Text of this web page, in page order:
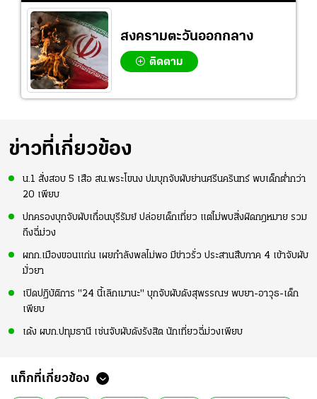
สงครามตะวันออกกลาง
ติดตาม
ข่าวที่เกี่ยวข้อง
น.1 สั่งสอบ 5 เสือ สน.พระโขนง ปมบุกจับผับย่านศรีนครินทร์ พบเด็กต่ำกว่า
20 เพียบ
ปกครองบุกจับผับเถื่อนบุรีรัมย์ ปล่อยเด็กเที่ยว แต่ไม่พบสิ่งผิดกฎหมาย รวม
ถึงฉี่ม่วง
ผกก.เมืองขอนแก่น เผยกำลังพลไม่พอ มีข่าวรั่ว ประสานสืบภาค 4 เข้าจับผับ
มั่วยา
เปิดปฏิบัติการ "24 นี้เลิกเมานะ" บุกจับผับดังสุพรรณฯ พบยา-อาวุธ-เด็ก
เพียบ
เด้ง ผบก.ปทุมธานี เซ่นจับผับดังรังสิต นักเที่ยวฉี่ม่วงเพียบ
แท็กที่เกี่ยวข้อง